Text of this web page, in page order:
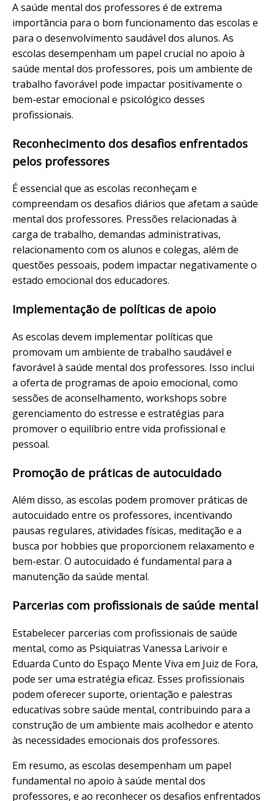
A saúde mental dos professores é de extrema
importância para o bom funcionamento das escolas e
para o desenvolvimento saudável dos alunos. As
escolas desempenham um papel crucial no apoio à
saúde mental dos professores, pois um ambiente de
trabalho favorável pode impactar positivamente o
bem-estar emocional e psicológico desses
profissionais.
Reconhecimento dos desafios enfrentados
pelos professores
É essencial que as escolas reconheçam e
compreendam os desafios diários que afetam a saúde
mental dos professores. Pressões relacionadas à
carga de trabalho, demandas administrativas,
relacionamento com os alunos e colegas, além de
questões pessoais, podem impactar negativamente o
estado emocional dos educadores.
Implementação de políticas de apoio
As escolas devem implementar políticas que
promovam um ambiente de trabalho saudável e
favorável à saúde mental dos professores. Isso inclui
a oferta de programas de apoio emocional, como
sessões de aconselhamento, workshops sobre
gerenciamento do estresse e estratégias para
promover o equilíbrio entre vida profissional e
pessoal.
Promoção de práticas de autocuidado
Além disso, as escolas podem promover práticas de
autocuidado entre os professores, incentivando
pausas regulares, atividades físicas, meditação e a
busca por hobbies que proporcionem relaxamento e
bem-estar. O autocuidado é fundamental para a
manutenção da saúde mental.
Parcerias com profissionais de saúde mental
Estabelecer parcerias com profissionais de saúde
mental, como as Psiquiatras Vanessa Larivoir e
Eduarda Cunto do Espaço Mente Viva em Juiz de Fora,
pode ser uma estratégia eficaz. Esses profissionais
podem oferecer suporte, orientação e palestras
educativas sobre saúde mental, contribuindo para a
construção de um ambiente mais acolhedor e atento
às necessidades emocionais dos professores.
Em resumo, as escolas desempenham um papel
fundamental no apoio à saúde mental dos
professores, e ao reconhecer os desafios enfrentados